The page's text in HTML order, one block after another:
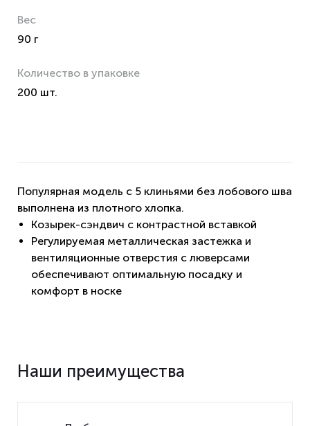
Вес
90 г
Количество в упаковке
200 шт.
Популярная модель с 5 клиньями без лобового шва
выполнена из плотного хлопка.
Козырек-сэндвич с контрастной вставкой
Регулируемая металлическая застежка и
вентиляционные отверстия с люверсами
обеспечивают оптимальную посадку и
комфорт в носке
Наши преимущества